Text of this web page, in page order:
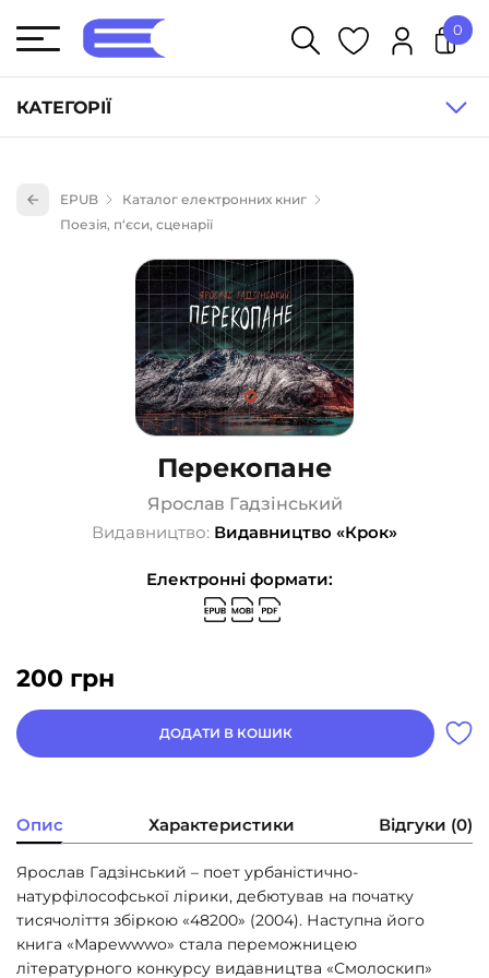
КАТЕГОРІЇ
Книги для дітей (836)
Науково-популярна література (1015)
Навчальна література та посібники (527)
Енциклопедії, довідники, словники (55)
Подарункові сертифікати (1)
0
EPUB
Каталог електронних книг
Поезія, п‘єси, сценарії
Перекопане
Ярослав Гадзінський
Видавництво: Видавництво «Крок»
Електронні формати:
200 грн
ДОДАТИ В КОШИК
Опис Характеристики Відгуки (0)
Ярослав Гадзінський – поет урбаністично-
натурфілософської лірики, дебютував на початку
тисячоліття збіркою «48200» (2004). Наступна його
книга «Мареwwwо» стала переможницею
літературного конкурсу видавництва «Смолоскип»